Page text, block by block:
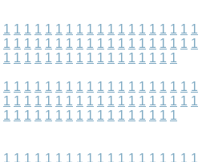
1 1 1 1 1 1 1 1 1 1 1 1 1 1 1 1 1 1 1
1 1 1 1 1 1 1 1 1 1 1 1 1 1 1 1 1 1 1
1 1 1 1 1 1 1 1 1 1 1 1 1 1 1 1 1
1 1 1 1 1 1 1 1 1 1 1 1 1 1 1 1 1 1 1
1 1 1 1 1 1 1 1 1 1 1 1 1 1 1 1 1 1 1
1 1 1 1 1 1 1 1 1 1 1 1 1 1 1 1 1
1 1 1 1 1 1 1 1 1 1 1 1 1 1 1 1 1 1 1